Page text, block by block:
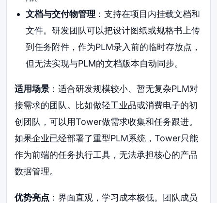
文档与交付物管理 ：支持在项目内挂载文档和
文件。研发团队可以把设计图纸或规格书上传
到任务附件，作为PLM录入前的临时存放点，
但无法实现与PLM的文档版本自动同步。
适用场景 ：适合研发规模较小、暂无复杂PLM对
接需求的团队。比如做轻工业品或消费电子的初
创团队，可以用Tower做需求收集和任务跟进。
如果企业已经部署了重型PLM系统，Tower只能
作为前端的任务执行工具，无法承担核心的产品
数据管理。
优势亮点 ：界面直观，学习成本极低。团队成员